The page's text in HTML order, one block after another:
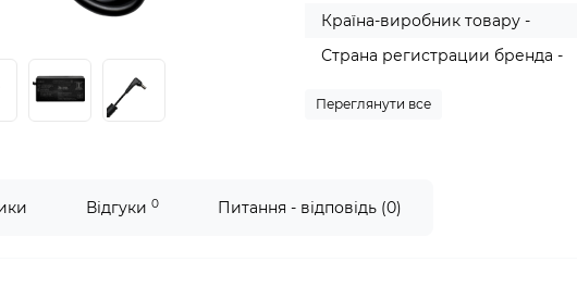
Країна-виробник товару -
Страна регистрации бренда -
Переглянути все
Відгуки 0 Питання - відповідь (0)